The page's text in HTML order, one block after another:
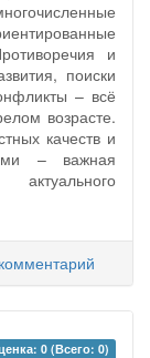
и
поиски
– всё
возрасте.
качеств и
– важная
0 (Всего: 0)